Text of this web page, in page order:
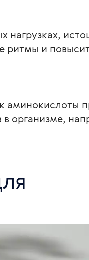
нагрузках,
ритмы и
аминокислоты
в организме,